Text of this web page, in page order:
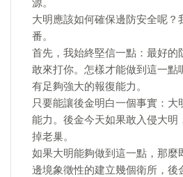
源。
大明應該如何確保邊防安全呢？
番。
首先，我始終堅信一點：最好的
敢來打你。怎樣才能做到這一點
有足夠強大的報復能力。
只要能讓後金明白一個事實：大
能力。後金今天如果敢入侵大明
掉老巢。
如果大明能夠做到這一點，那麼
邊境象徵性的建立幾個衛所，後